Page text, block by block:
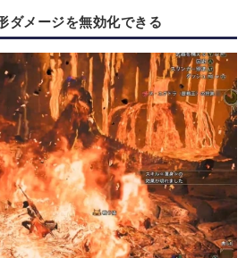
ダメージを無効化できる